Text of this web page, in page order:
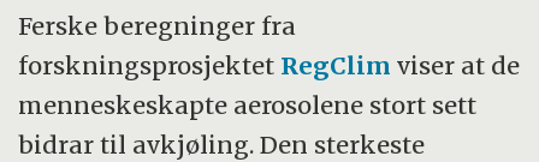
Ferske beregninger fra
forskningsprosjektet RegClim viser at de
menneskeskapte aerosolene stort sett
bidrar til avkjøling. Den sterkeste